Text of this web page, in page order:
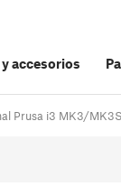
y accesorios
Prusa i3 MK3/